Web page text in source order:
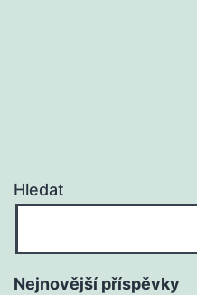
Hledat
Nejnovější příspěvky